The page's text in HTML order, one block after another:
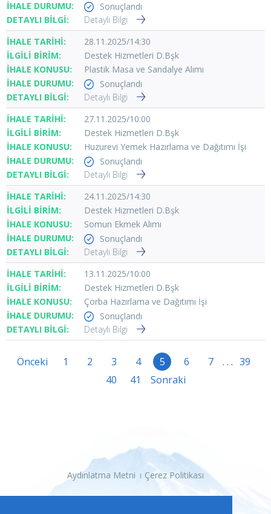
Sonuçlandı
Detaylı Bilgi
28.11.2025/14:30
Destek Hizmetleri D.Bşk
Plastik Masa ve Sandalye Alımı
Sonuçlandı
Detaylı Bilgi
27.11.2025/10:00
Destek Hizmetleri D.Bşk
Huzurevi Yemek Hazırlama ve Dağıtımı İşi
Sonuçlandı
Detaylı Bilgi
24.11.2025/14:30
Destek Hizmetleri D.Bşk
Somun Ekmek Alımı
Sonuçlandı
Detaylı Bilgi
13.11.2025/10:00
Destek Hizmetleri D.Bşk
Çorba Hazırlama ve Dağıtımı İşi
Sonuçlandı
Detaylı Bilgi
Önceki 1 2 3 4 5 6 7 . . . 39
40
41 Sonraki
Aydınlatma Metni Çerez Politikası